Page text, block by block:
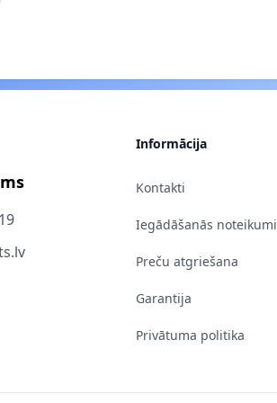
Informācija
Kontakti
Iegādāšanās noteikumi
Preču atgriešana
Garantija
Privātuma politika